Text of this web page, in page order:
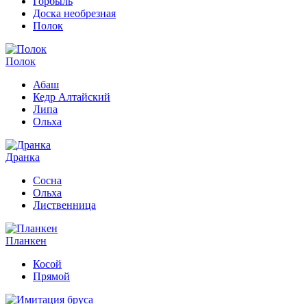
Доска необрезная
Полок
Полок
Абаш
Кедр Алтайский
Липа
Ольха
Дранка
Сосна
Ольха
Лиственница
Планкен
Косой
Прямой